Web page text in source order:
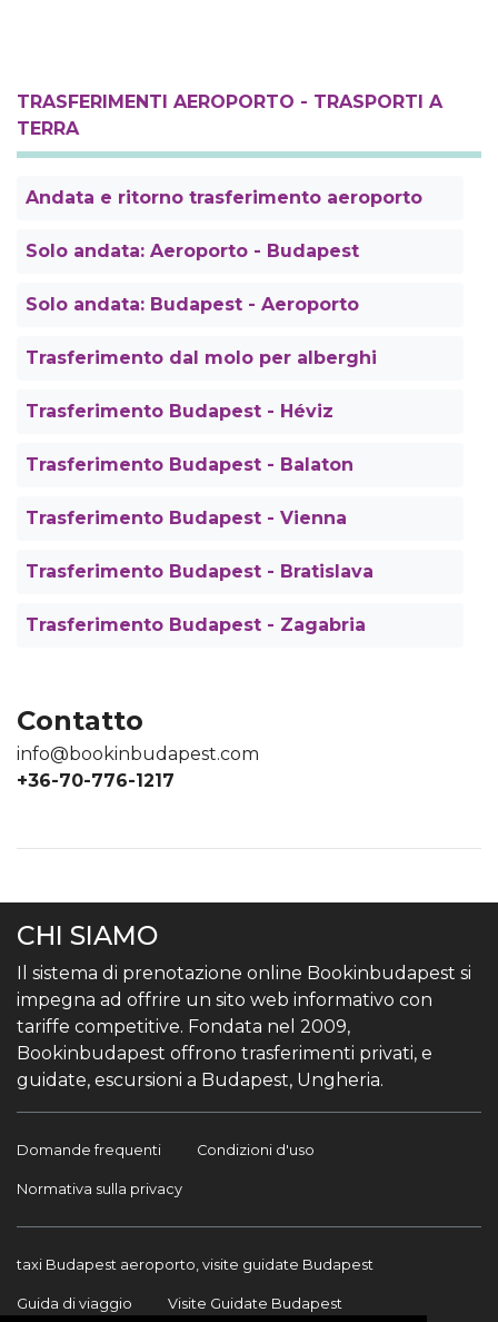
TRASFERIMENTI AEROPORTO - TRASPORTI A
TERRA
Andata e ritorno trasferimento aeroporto
Solo andata: Aeroporto - Budapest
Solo andata: Budapest - Aeroporto
Trasferimento dal molo per alberghi
Trasferimento Budapest - Héviz
Trasferimento Budapest - Balaton
Trasferimento Budapest - Vienna
Trasferimento Budapest - Bratislava
Trasferimento Budapest - Zagabria
Contatto
info@bookinbudapest.com
+36-70-776-1217
CHI SIAMO
Il sistema di prenotazione online Bookinbudapest si
impegna ad offrire un sito web informativo con
tariffe competitive. Fondata nel 2009,
Bookinbudapest offrono trasferimenti privati, e
guidate, escursioni a Budapest, Ungheria.
Domande frequenti Condizioni d'uso
Normativa sulla privacy
taxi Budapest aeroporto, visite guidate Budapest
Guida di viaggio Visite Guidate Budapest